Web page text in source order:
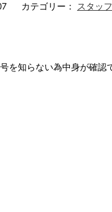
カテゴリー： スタッ
を知らない為中身が確認